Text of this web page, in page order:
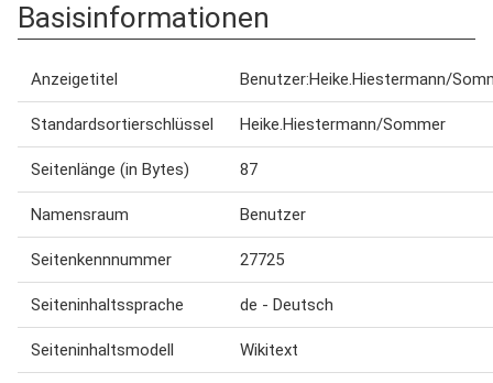
Basisinformationen
Anzeigetitel Benutzer:Heike.Hiestermann/
Standardsortierschlüssel Heike.Hiestermann/Sommer
Seitenlänge (in Bytes) 87
Namensraum Benutzer
Seitenkennnummer 27725
Seiteninhaltssprache de - Deutsch
Seiteninhaltsmodell Wikitext